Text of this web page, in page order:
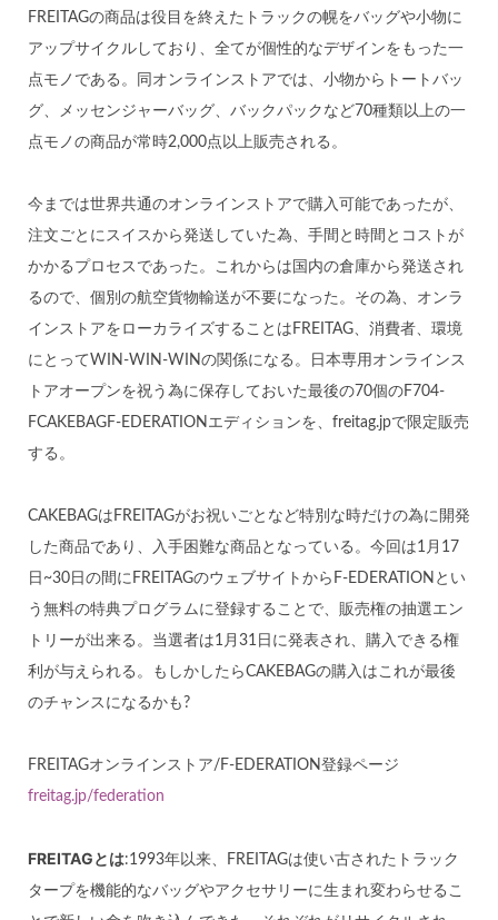
FREITAGの商品は役目を終えたトラックの幌をバッグや小物に
アップサイクルしており、全てが個性的なデザインをもった一
点モノである。同オンラインストアでは、小物からトートバッ
グ、メッセンジャーバッグ、バックパックなど70種類以上の一
点モノの商品が常時2,000点以上販売される。
今までは世界共通のオンラインストアで購入可能であったが、
注文ごとにスイスから発送していた為、手間と時間とコストが
かかるプロセスであった。これからは国内の倉庫から発送され
るので、個別の航空貨物輸送が不要になった。その為、オンラ
インストアをローカライズすることはFREITAG、消費者、環境
にとってWIN-WIN-WINの関係になる。日本専用オンラインス
トアオープンを祝う為に保存しておいた最後の70個のF704-
FCAKEBAGF-EDERATIONエディションを、freitag.jpで限定販売
する。
CAKEBAGはFREITAGがお祝いごとなど特別な時だけの為に開発
した商品であり、入手困難な商品となっている。今回は1月17
日~30日の間にFREITAGのウェブサイトからF-EDERATIONとい
う無料の特典プログラムに登録することで、販売権の抽選エン
トリーが出来る。当選者は1月31日に発表され、購入できる権
利が与えられる。もしかしたらCAKEBAGの購入はこれが最後
のチャンスになるかも?
FREITAGオンラインストア/F-EDERATION登録ページ
freitag.jp/federation
FREITAGとは:1993年以来、FREITAGは使い古されたトラック
タープを機能的なバッグやアクセサリーに生まれ変わらせるこ